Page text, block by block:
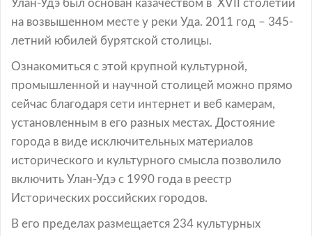
Улан-Удэ был основан казачеством в XVII столетии
на возвышенном месте у реки Уда. 2011 год – 345-
летний юбилей бурятской столицы.
Ознакомиться с этой крупной культурной,
промышленной и научной столицей можно прямо
сейчас благодаря сети интернет и веб камерам,
установленным в его разных местах. Достояние
города в виде исключительных материалов
исторического и культурного смысла позволило
включить Улан-Удэ с 1990 года в реестр
Исторических российских городов.
В его пределах размещается 234 культурных